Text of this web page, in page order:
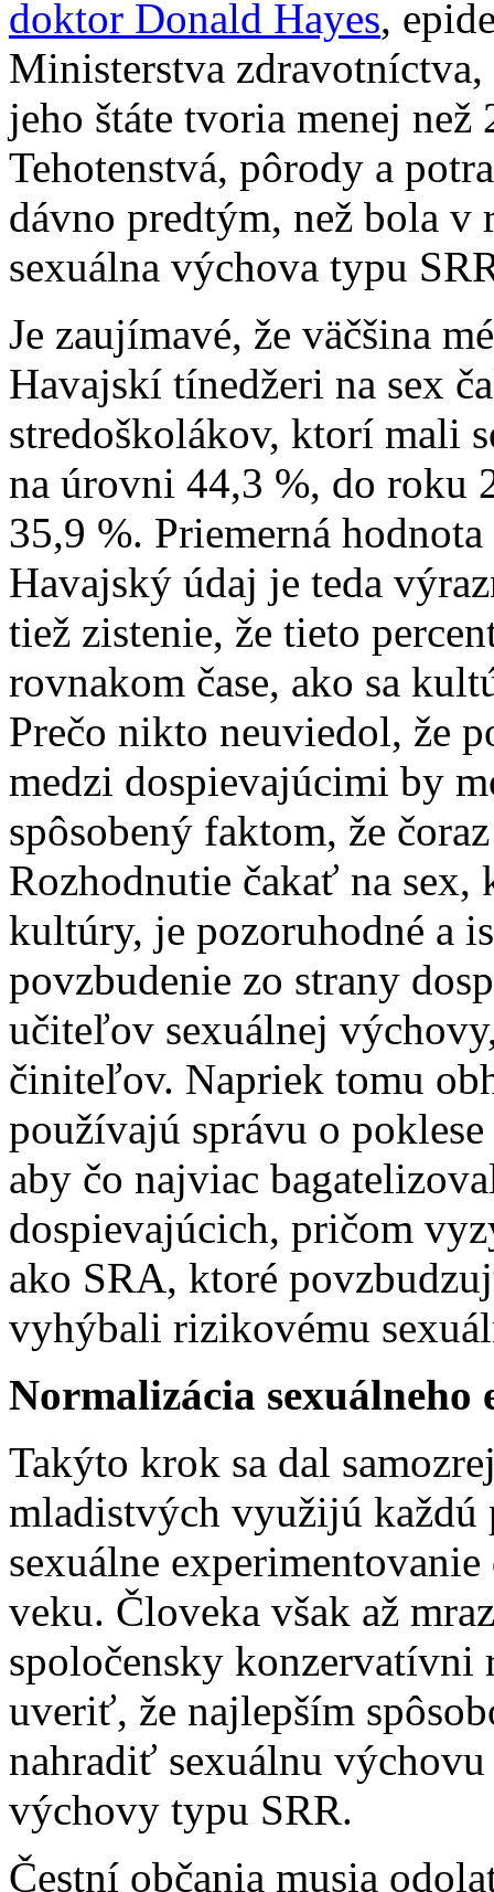
doktor Donald Hayes,
Ministerstva
jeho štáte tvoria menej
Tehotenstvá, pôrody a
dávno predtým, než bola
sexuálna výchova typu
Je zaujímavé, že väčšina
Havajskí tínedžeri na sex
stredoškolákov, ktorí mali
na úrovni 44,3 %, do roku
35,9 %. Priemerná
Havajský údaj je teda
tiež zistenie, že tieto
rovnakom čase, ako sa
Prečo nikto neuviedol, že
medzi dospievajúcimi by
spôsobený faktom, že
Rozhodnutie čakať na sex,
kultúry, je pozoruhodné a
povzbudenie zo strany
učiteľov sexuálnej
činiteľov. Napriek tomu
používajú správu o
aby čo najviac
dospievajúcich, pričom
ako SRA, ktoré
vyhýbali rizikovému
Normalizácia sexuálneho
Takýto krok sa dal
mladistvých využijú
sexuálne
veku. Človeka však až
spoločensky
uveriť, že najlepším
nahradiť sexuálnu
výchovy typu SRR.
Čestní občania musia